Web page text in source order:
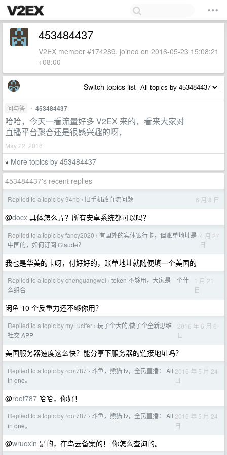
453484437
V2EX member #174289, joined on 2016-05-23 15:08:21
+08:00
Switch topics list
问与答 • 453484437
哈哈，今天一看流量好多 V2EX 来的，看来大家对
直播平台聚合还是很感兴趣的呀，
May 22, 2016
» More topics by 453484437
453484437's recent replies
Replied to a topic by 94nb › 旧手机改直流问题 6 月 8 日
@docx 具体怎么弄？所有安卓系统都可以吗？
Replied to a topic by fancy2020 › 有国外的实体银行卡，但账单地址是
中国的，如何订阅 Claude？
4 月 27
日
我也是华美的卡呀，付好好的，账单地址就随便填一个美国的
Replied to a topic by chenguangwei › token 不够用，大家是一个什
么组合
1 月 21
日
闲鱼 10 个反重力还不够你用？
Replied to a topic by myLucifer › 玩了个大的,做了个全新思维
社交 APP
2016 年 6 月 6
日
美国服务器速度这么快？能分享下服务器的链接地址吗？
Replied to a topic by root787 › 斗鱼，熊猫 tv，全民直播： All
in one。
2016 年 5 月 24
日
@root787 哈哈，你好！
Replied to a topic by root787 › 斗鱼，熊猫 tv，全民直播： All
in one。
2016 年 5 月 24
日
@wruoxin 是的，在鸟云备案的！ 你怎么查询的。